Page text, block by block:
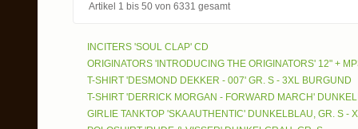
Artikel 1 bis 50 von 6331 gesamt
INCITERS 'SOUL CLAP' CD
ORIGINATORS 'INTRODUCING THE ORIGINATORS' 12" +
T-SHIRT 'DESMOND DEKKER - 007' GR. S - 3XL BURGUND
T-SHIRT 'DERRICK MORGAN - FORWARD MARCH'
GIRLIE TANKTOP 'SKA AUTHENTIC' DUNKELBLAU, GR. S -